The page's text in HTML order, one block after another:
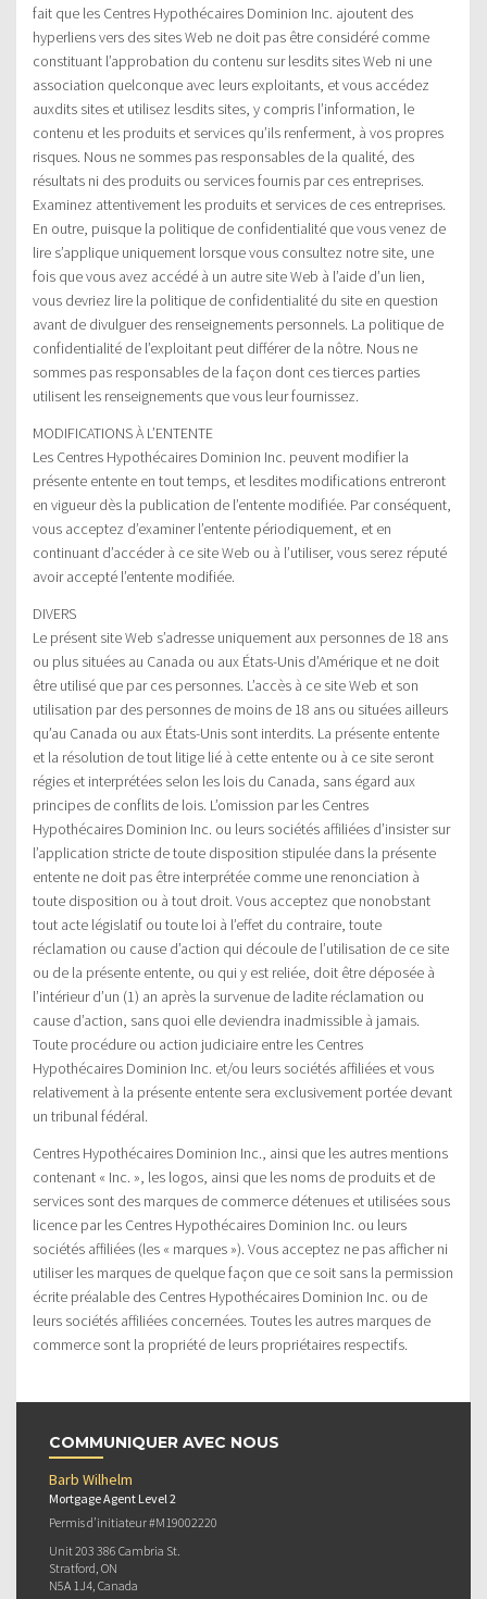
fait que les Centres Hypothécaires Dominion Inc. ajoutent des
hyperliens vers des sites Web ne doit pas être considéré comme
constituant l’approbation du contenu sur lesdits sites Web ni une
association quelconque avec leurs exploitants, et vous accédez
auxdits sites et utilisez lesdits sites, y compris l’information, le
contenu et les produits et services qu’ils renferment, à vos propres
risques. Nous ne sommes pas responsables de la qualité, des
résultats ni des produits ou services fournis par ces entreprises.
Examinez attentivement les produits et services de ces entreprises.
En outre, puisque la politique de confidentialité que vous venez de
lire s’applique uniquement lorsque vous consultez notre site, une
fois que vous avez accédé à un autre site Web à l’aide d’un lien,
vous devriez lire la politique de confidentialité du site en question
avant de divulguer des renseignements personnels. La politique de
confidentialité de l’exploitant peut différer de la nôtre. Nous ne
sommes pas responsables de la façon dont ces tierces parties
utilisent les renseignements que vous leur fournissez.
MODIFICATIONS À L’ENTENTE
Les Centres Hypothécaires Dominion Inc. peuvent modifier la
présente entente en tout temps, et lesdites modifications entreront
en vigueur dès la publication de l’entente modifiée. Par conséquent,
vous acceptez d’examiner l’entente périodiquement, et en
continuant d’accéder à ce site Web ou à l’utiliser, vous serez réputé
avoir accepté l’entente modifiée.
DIVERS
Le présent site Web s’adresse uniquement aux personnes de 18 ans
ou plus situées au Canada ou aux États-Unis d’Amérique et ne doit
être utilisé que par ces personnes. L’accès à ce site Web et son
utilisation par des personnes de moins de 18 ans ou situées ailleurs
qu’au Canada ou aux États-Unis sont interdits. La présente entente
et la résolution de tout litige lié à cette entente ou à ce site seront
régies et interprétées selon les lois du Canada, sans égard aux
principes de conflits de lois. L’omission par les Centres
Hypothécaires Dominion Inc. ou leurs sociétés affiliées d’insister sur
l’application stricte de toute disposition stipulée dans la présente
entente ne doit pas être interprétée comme une renonciation à
toute disposition ou à tout droit. Vous acceptez que nonobstant
tout acte législatif ou toute loi à l’effet du contraire, toute
réclamation ou cause d’action qui découle de l’utilisation de ce site
ou de la présente entente, ou qui y est reliée, doit être déposée à
l’intérieur d’un (1) an après la survenue de ladite réclamation ou
cause d’action, sans quoi elle deviendra inadmissible à jamais.
Toute procédure ou action judiciaire entre les Centres
Hypothécaires Dominion Inc. et/ou leurs sociétés affiliées et vous
relativement à la présente entente sera exclusivement portée devant
un tribunal fédéral.
Centres Hypothécaires Dominion Inc., ainsi que les autres mentions
contenant « Inc. », les logos, ainsi que les noms de produits et de
services sont des marques de commerce détenues et utilisées sous
licence par les Centres Hypothécaires Dominion Inc. ou leurs
sociétés affiliées (les « marques »). Vous acceptez ne pas afficher ni
utiliser les marques de quelque façon que ce soit sans la permission
écrite préalable des Centres Hypothécaires Dominion Inc. ou de
leurs sociétés affiliées concernées. Toutes les autres marques de
commerce sont la propriété de leurs propriétaires respectifs.
COMMUNIQUER AVEC NOUS
Barb Wilhelm
Mortgage Agent Level 2
Permis d’initiateur #M19002220
Unit 203 386 Cambria St.
Stratford, ON
N5A 1J4, Canada